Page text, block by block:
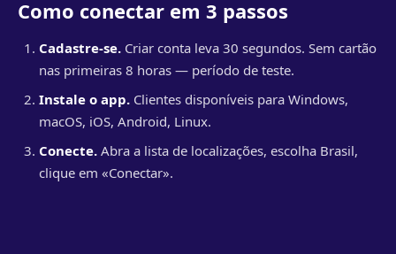
Como conectar em 3 passos
Cadastre-se. Criar conta leva 30 segundos. Sem cartão
nas primeiras 8 horas — período de teste.
Instale o app. Clientes disponíveis para Windows,
macOS, iOS, Android, Linux.
Conecte. Abra a lista de localizações, escolha Brasil,
clique em «Conectar».